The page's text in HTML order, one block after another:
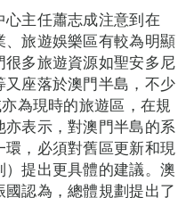
主任蕭志成注意到在
、旅遊娛樂區有較為明顯
多旅遊資源如聖安多尼
座落於澳門半島，不少
為現時的旅遊區，在規
表示，對澳門半島的系
，必須對舊區更新和現
提出更具體的建議。澳
認為，總體規劃提出了